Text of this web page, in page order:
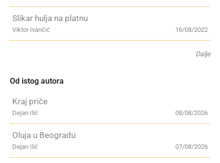
Slikar hulja na platnu
16/08/2022
Viktor Ivančić
Dalje
Od istog autora
Kraj priče
08/08/2026
Dejan Ilić
Oluja u Beogradu
07/08/2026
Dejan Ilić